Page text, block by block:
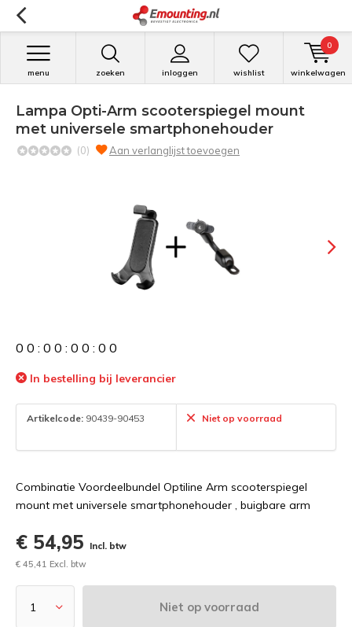
zoeken inloggen
menu wishlist winkelwagen
0
Lampa Opti-Arm scooterspiegel mount
met universele smartphonehouder
(0) Aan verlanglijst toevoegen
0 0 : 0 0 : 0 0 : 0 0
In bestelling bij leverancier
Artikelcode: 90439-90453 Niet op voorraad
Combinatie Voordeelbundel Optiline Arm scooterspiegel
mount met universele smartphonehouder , buigbare arm
€ 54,95
Incl. btw
€ 45,41 Excl. btw
Niet op voorraad